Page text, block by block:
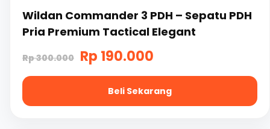
Wildan Commander 3 PDH – Sepatu PDH
Pria Premium Tactical Elegant
Rp300.000 Harga
aslinya
adalah:
Rp 190.000
saat
ini
Beli Sekarang